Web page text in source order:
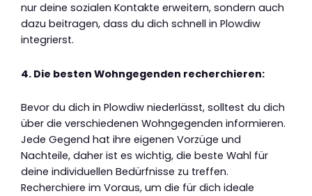
nur deine sozialen Kontakte erweitern, sondern auch
dazu beitragen, dass du dich schnell in Plowdiw
integrierst.
4. Die besten Wohngegenden recherchieren:
Bevor du dich in Plowdiw niederlässt, solltest du dich
über die verschiedenen Wohngegenden informieren.
Jede Gegend hat ihre eigenen Vorzüge und
Nachteile, daher ist es wichtig, die beste Wahl für
deine individuellen Bedürfnisse zu treffen.
Recherchiere im Voraus, um die für dich ideale